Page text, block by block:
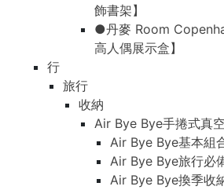
飾書架】
●丹麥 Room
高人偶展示盒】
行
旅行
收納
Air Bye Bye手捲式真
Air Bye Bye基本組
Air Bye Bye旅行必
Air Bye Bye換季收